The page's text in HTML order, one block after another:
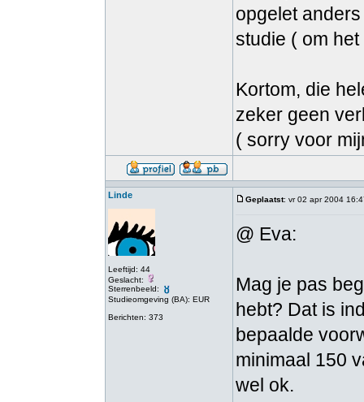
opgelet
studie ( om
Kortom, die
zeker geen
( sorry voor
Linde
Leeftijd: 44
Geslacht:
Sterrenbeeld:
Studieomgeving (BA): EUR
Berichten: 373
Geplaatst: vr 02 apr 2004
@ Eva:
Mag je pas
hebt? Dat is
bepaalde
minimaal 150
wel ok.